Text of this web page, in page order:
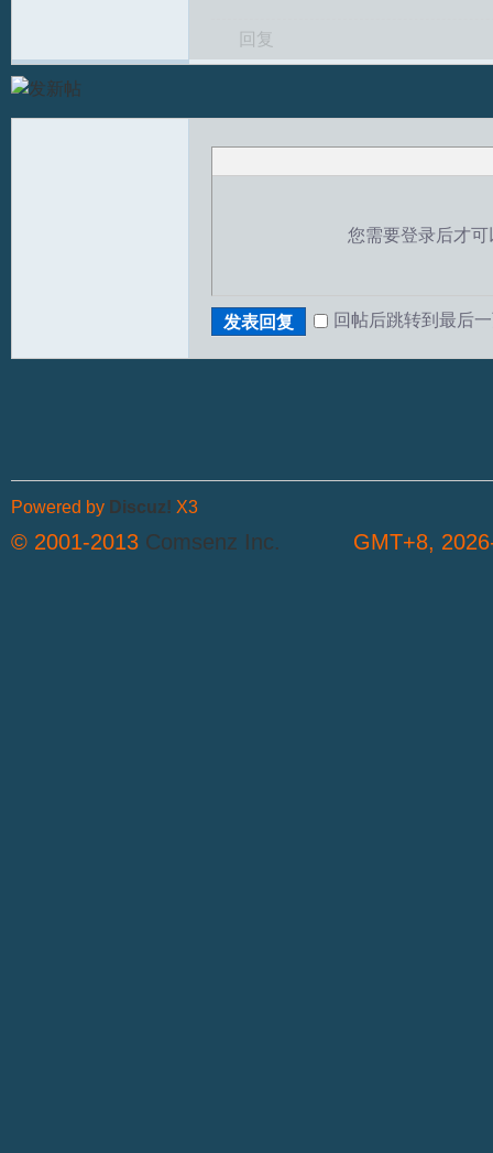
回复
您需要登录后才
发表回复 回帖后跳转到最后
GMT+8,
Powered by Discuz! X3
© 2001-2013 Comsenz Inc.